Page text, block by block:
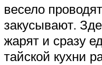
весело
закусывают.
жарят и сразу
тайской кухни